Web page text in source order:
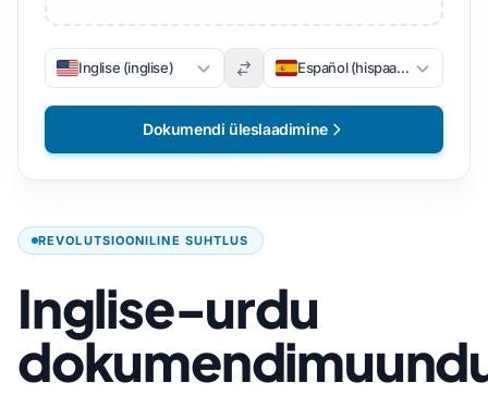
REVOLUTSIOONILINE SUHTLUS
Inglise-urdu
Inglise (inglise) Español (hispaania)
Dokumendi üleslaadimine